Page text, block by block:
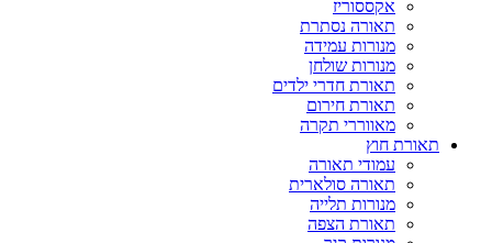
אקססוריז
תאורה נסתרת
מנורות עמידה
מנורות שולחן
תאורת חדרי ילדים
תאורת חירום
מאווררי תקרה
תאורת חוץ
עמודי תאורה
תאורה סולארית
מנורות תלייה
תאורת הצפה